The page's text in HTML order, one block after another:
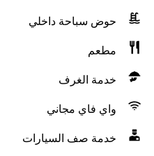
حوض سباحة داخلي
مطعم
خدمة الغرف
واي فاي مجاني
خدمة صف السيارات